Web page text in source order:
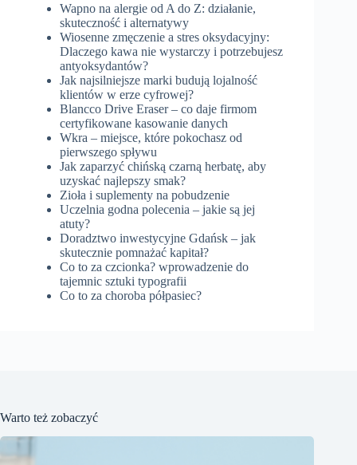
Wapno na alergie od A do Z: działanie,
skuteczność i alternatywy
Wiosenne zmęczenie a stres oksydacyjny:
Dlaczego kawa nie wystarczy i potrzebujesz
antyoksydantów?
Jak najsilniejsze marki budują lojalność
klientów w erze cyfrowej?
Blancco Drive Eraser – co daje firmom
certyfikowane kasowanie danych
Wkra – miejsce, które pokochasz od
pierwszego spływu
Jak zaparzyć chińską czarną herbatę, aby
uzyskać najlepszy smak?
Zioła i suplementy na pobudzenie
Uczelnia godna polecenia – jakie są jej
atuty?
Doradztwo inwestycyjne Gdańsk – jak
skutecznie pomnażać kapitał?
Co to za czcionka? wprowadzenie do
tajemnic sztuki typografii
Co to za choroba półpasiec?
Warto też zobaczyć